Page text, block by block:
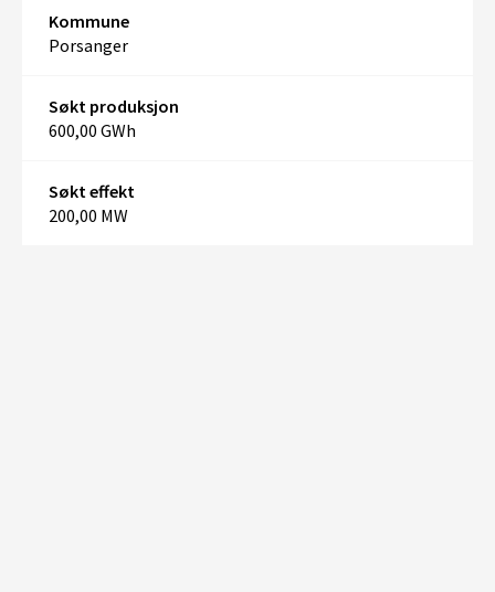
Kommune
Porsanger
Søkt produksjon
600,00 GWh
Søkt effekt
200,00 MW